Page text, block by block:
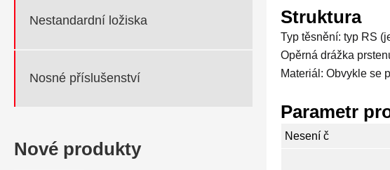
Nestandardní ložiska
Nosné příslušenství
Nové produkty
Struktura
Typ těsnění: typ RS
Opěrná drážka
Materiál: Obvykle se
Parametr
Nesení č